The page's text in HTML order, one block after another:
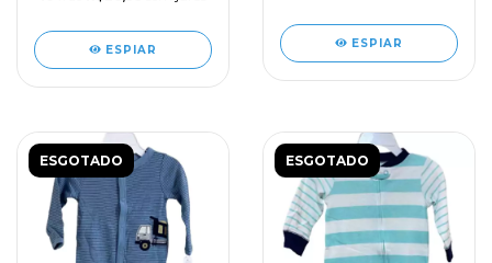
ESPIAR ESPIAR
ESGOTADO ESGOTADO